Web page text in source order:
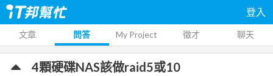
登入
文章 問答 My Project 徵才 聊天
4顆硬碟NAS該做raid5或10